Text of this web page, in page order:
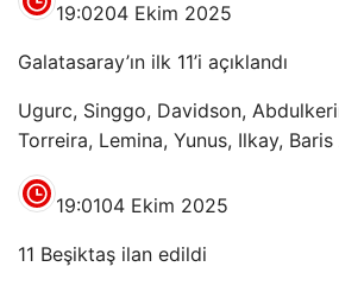
19:0204 Ekim 2025
Galatasaray’ın ilk 11’i açıklandı
Ugurc, Singgo, Davidson,
Torreira, Lemina, Yunus, Ilkay,
19:0104 Ekim 2025
11 Beşiktaş ilan edildi